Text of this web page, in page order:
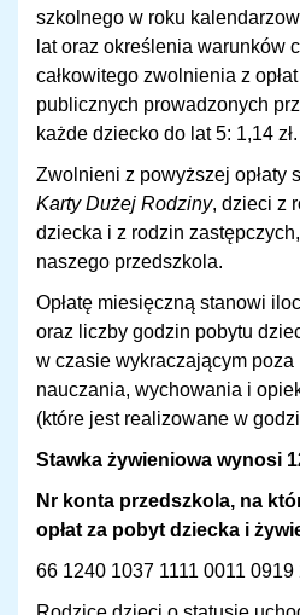
szkolnego w roku
lat oraz określenia warunków
całkowitego zwolnienia z
publicznych prowadzonych
każde dziecko do lat 5: 1,14 zł.
Zwolnieni z powyższej opłaty
Karty Dużej Rodziny, dzieci z
dziecka i z rodzin
naszego przedszkola.
Opłatę miesięczną stanowi
oraz liczby godzin pobytu
w czasie wykraczającym poza
nauczania, wychowania i
(które jest realizowane w
Stawka żywieniowa wynosi
Nr konta przedszkola, na
opłat za pobyt dziecka i
66 1240 1037 1111 0011 0919